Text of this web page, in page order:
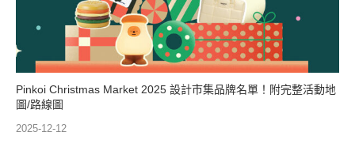
Pinkoi Christmas Market 2025 設計市集品牌名單！附完整活動地
圖/路線圖
2025-12-12